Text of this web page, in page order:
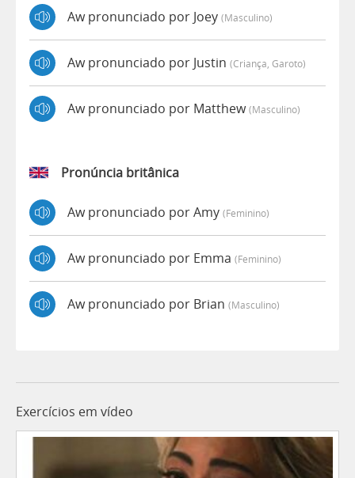
Aw pronunciado por Joey (masculino)
Aw pronunciado por Justin (criança, Garoto)
Aw pronunciado por Matthew(masculino)
Pronúncia britânica
Aw pronunciado por Amy (feminino)
Aw pronunciado por Emma (feminino)
Aw pronunciado por Brian (masculino)
Exercícios em vídeo